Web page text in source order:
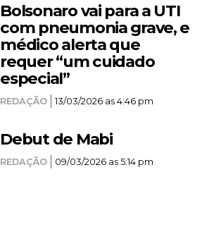
Bolsonaro vai para a UTI
com pneumonia grave, e
médico alerta que
requer “um cuidado
especial”
REDAÇÃO 13/03/2026 as 4:46 pm
Debut de Mabi
REDAÇÃO 09/03/2026 as 5:14 pm